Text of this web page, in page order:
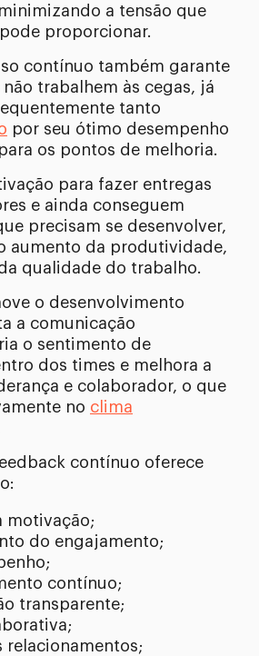
a tensão que
proporcionar.
contínuo também garante
não trabalhem às cegas, já
tanto
por seu ótimo desempenho
os pontos de melhoria.
para fazer entregas
e ainda conseguem
precisam se desenvolver,
aumento da produtividade,
qualidade do trabalho.
o desenvolvimento
a comunicação
o sentimento de
dos times e melhora a
e colaborador, o que
no clima
contínuo oferece
motivação;
do engajamento;
contínuo;
transparente;
relacionamentos;